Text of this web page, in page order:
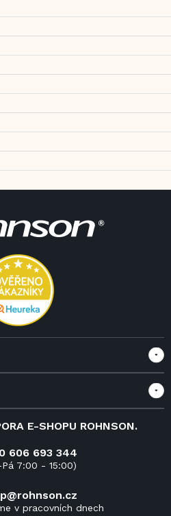
E-SHOPU ROHNSON.
606 693 344
7:00 - 15:00)
v pracovních dnech